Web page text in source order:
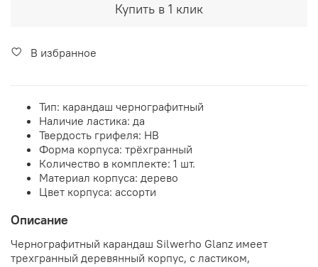
Купить в 1 клик
В избранное
Тип: карандаш чернографитный
Наличие ластика: да
Твердость грифеля: НВ
Форма корпуса: трёхгранный
Количество в комплекте: 1 шт.
Материал корпуса: дерево
Цвет корпуса: ассорти
Описание
Чернографитный карандаш Silwerho Glanz имеет
трехгранный деревянный корпус, с ластиком,